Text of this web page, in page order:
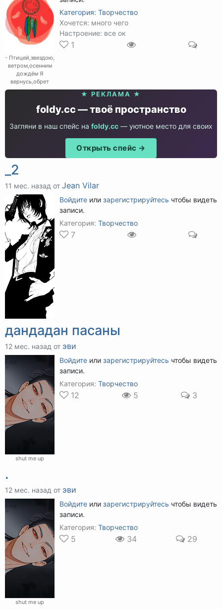
- Птицей,звездою,
ветром,осенним
дождём Я
вернусь,обрет
Категория: Творчество
Хочется: много чего
Настроение: все ок
1
★ РЕКЛАМА ★
foldy.cc — твоё пространство
Загляни в наш спейс на foldy.cc — уютное место для своих
Открыть спейс →
_2
11 мес. назад от Jean Vilar
Войдите или зарегистрируйтесь чтобы видеть
записи.
Категория: Творчество
7
дандадан пасаны
12 мес. назад от эви
shut me up
Войдите или зарегистрируйтесь чтобы видеть
записи.
Категория: Творчество
12 5 3
.
12 мес. назад от эви
shut me up
Войдите или зарегистрируйтесь чтобы видеть
записи.
Категория: Творчество
5 34 29